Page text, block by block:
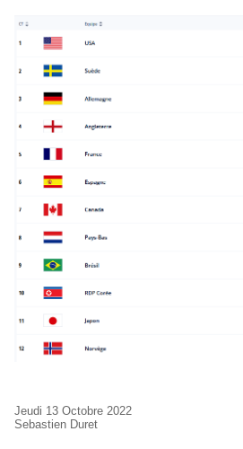
Jeudi 13 Octobre 2022
Sebastien Duret